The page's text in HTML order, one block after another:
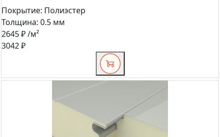
Покрытие: Полиэстер
Толщина: 0.5 мм
2645 ₽/м²
3042 ₽